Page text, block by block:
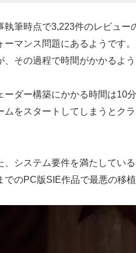
執筆時点で3,223件のレビュー
ーマンス問題にあるようです
、その過程で時間がかかるよう
ーダー構築にかかる時間は10
ムをスタートしてしまうとク
、システム要件を満たしてい
でのPC版SIE作品で最悪の移